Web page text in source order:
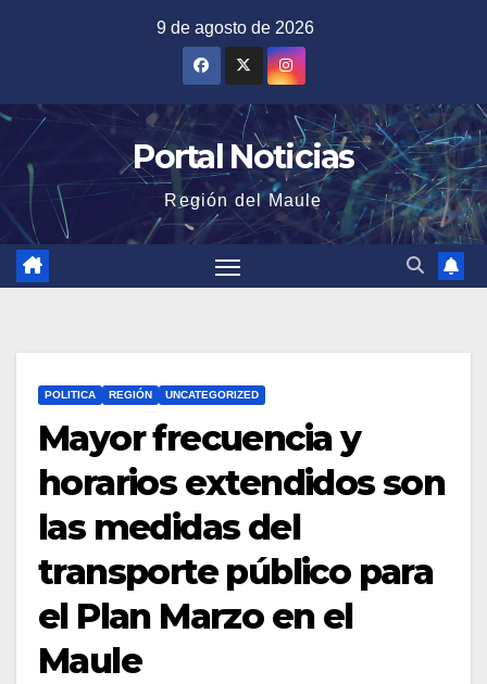
9 de agosto de 2026
Portal Noticias
Región del Maule
POLITICA REGIÓN UNCATEGORIZED
Mayor frecuencia y
horarios extendidos son
las medidas del
transporte público para
el Plan Marzo en el
Maule